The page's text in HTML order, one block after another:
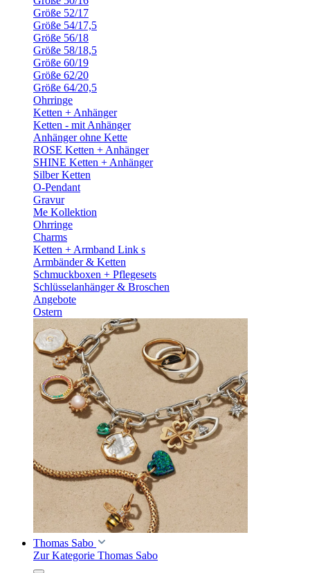
Größe 52/17
Größe 54/17,5
Größe 56/18
Größe 58/18,5
Größe 60/19
Größe 62/20
Größe 64/20,5
Ohrringe
Ketten + Anhänger
Ketten - mit Anhänger
Anhänger ohne Kette
ROSE Ketten + Anhänger
SHINE Ketten + Anhänger
Silber Ketten
O-Pendant
Gravur
Me Kollektion
Ohrringe
Charms
Ketten + Armband Link s
Armbänder & Ketten
Schmuckboxen + Pflegesets
Schlüsselanhänger & Broschen
Angebote
Ostern
Thomas Sabo
Zur Kategorie Thomas Sabo